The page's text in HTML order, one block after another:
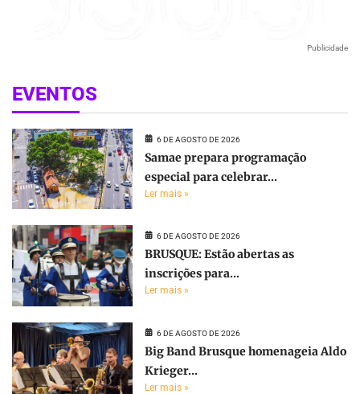
Publicidade
EVENTOS
6 DE AGOSTO DE 2026
Samae prepara programação
especial para celebrar...
Ler mais »
6 DE AGOSTO DE 2026
BRUSQUE: Estão abertas as
inscrições para...
Ler mais »
6 DE AGOSTO DE 2026
Big Band Brusque homenageia Aldo
Krieger...
Ler mais »